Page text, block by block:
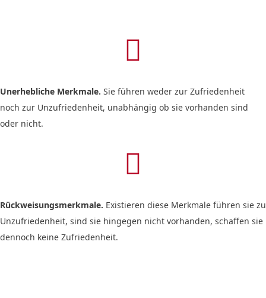

Unerhebliche Merkmale. Sie führen weder zur Zufriedenheit
noch zur Unzufriedenheit, unabhängig ob sie vorhanden sind
oder nicht.

Rückweisungsmerkmale. Existieren diese Merkmale führen sie zu
Unzufriedenheit, sind sie hingegen nicht vorhanden, schaffen sie
dennoch keine Zufriedenheit.